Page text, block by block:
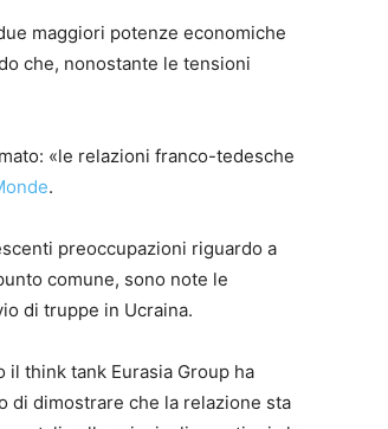
maggiori potenze economiche
che, nonostante le tensioni
«le relazioni franco-tedesche
.
preoccupazioni riguardo a
comune, sono note le
di truppe in Ucraina.
il think tank Eurasia Group ha
di dimostrare che la relazione sta